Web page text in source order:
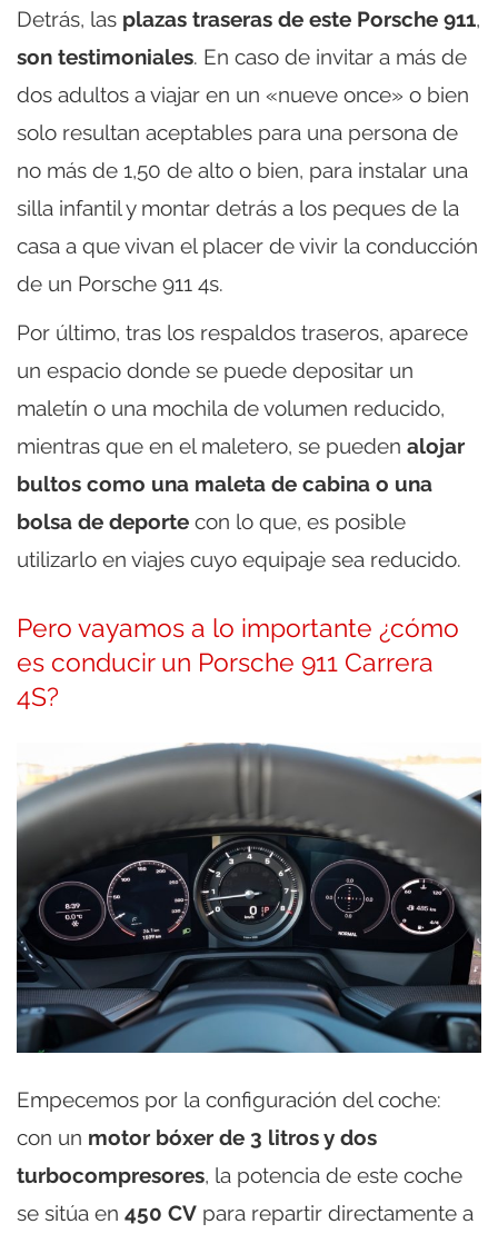
Detrás, las plazas traseras de este Porsche 911,
son testimoniales. En caso de invitar a más de
dos adultos a viajar en un «nueve once» o bien
solo resultan aceptables para una persona de
no más de 1,50 de alto o bien, para instalar una
silla infantil y montar detrás a los peques de la
casa a que vivan el placer de vivir la conducción
de un Porsche 911 4s.
Por último, tras los respaldos traseros, aparece
un espacio donde se puede depositar un
maletín o una mochila de volumen reducido,
mientras que en el maletero, se pueden alojar
bultos como una maleta de cabina o una
bolsa de deporte con lo que, es posible
utilizarlo en viajes cuyo equipaje sea reducido.
Pero vayamos a lo importante ¿cómo
es conducir un Porsche 911 Carrera
4S?
Empecemos por la configuración del coche:
con un motor bóxer de 3 litros y dos
turbocompresores, la potencia de este coche
se sitúa en 450 CV para repartir directamente a